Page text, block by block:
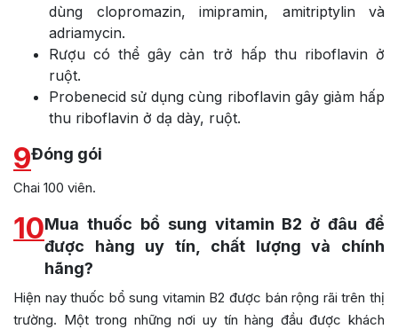
dùng clopromazin, imipramin, amitriptylin và
adriamycin.
Rượu có thể gây cản trở hấp thu riboflavin ở
ruột.
Probenecid sử dụng cùng riboflavin gây giảm hấp
thu riboflavin ở dạ dày, ruột.
9Đóng gói
Chai 100 viên.
10Mua thuốc bổ sung vitamin B2 ở đâu để
được hàng uy tín, chất lượng và chính
hãng?
Hiện nay thuốc bổ sung vitamin B2 được bán rộng rãi trên thị
trường. Một trong những nơi uy tín hàng đầu được khách